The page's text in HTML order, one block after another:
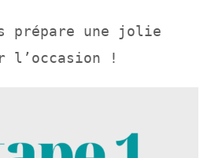
prépare une jolie
l’occasion !